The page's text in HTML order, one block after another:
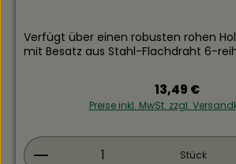
Verfügt über einen robusten rohen
mit Besatz aus Stahl-Flachdraht 6-
Regulärer Preis:
13,49 €
Preise inkl. MwSt. zzgl.
Produkt Anzahl: Gib den
Stück